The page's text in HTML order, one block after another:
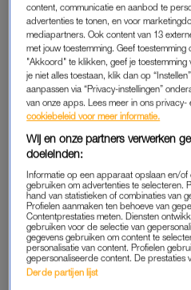
ROYALTY
DE GLAM SQUAD
GEBEURT ER VÓÓR
DE
KEEPING UP
Rumour has it dat Taylor en
Travis deze week trouwen,
maar wat weten we er écht
over?
ADVERTORIAL
Jolanda reisde naar een
afgelegen eiland voor de
kust van Zuid-Australië: 'Wij
kwamen aan, onze koffers
niet'
content, communicatie en aanbod te
advertenties te tonen, en voor
mediapartners. Ook content van 13
met jouw toestemming. Geef toestemming
"Akkoord" te klikken, geef je
je niet alles toestaan, klik dan op
aanpassen via “Privacy-instellingen”
van onze apps. Lees meer in ons privacy-
cookiebeleid voor meer informatie.
Wij en onze partners verwerken
doeleinden:
Informatie op een apparaat opslaan en/
gebruiken om advertenties te selecteren.
hand van statistieken of combinaties van
Profielen aanmaken ten behoeve van
Contentprestaties meten. Diensten
gebruiken voor de selectie van
gegevens gebruiken om content te
personalisatie van content. Profielen
gepersonaliseerde content. De prestaties
Derde partijen lijst